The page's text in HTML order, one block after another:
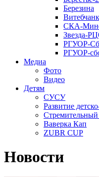
Березина
СКА-
Звезда-
РГУОР-
РГУОР-
Медиа
Фото
Видео
Детям
СУСУ
Развитие
Ваверка Кап
ZUBR CUP
Новости